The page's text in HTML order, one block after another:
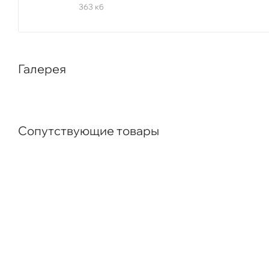
363 кб
Галерея
Сопутствующие товары